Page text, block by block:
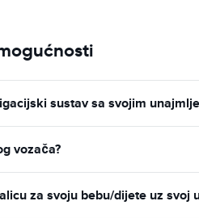
sustav sa svojim
vozača?
za svoju bebu/dijete uz svoj